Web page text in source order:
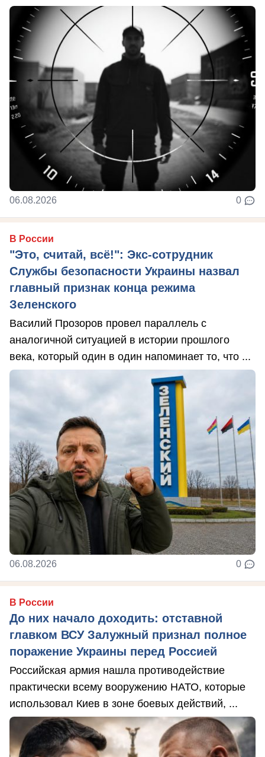
06.08.2026 0
В России
"Это, считай, всё!": Экс-сотрудник
Службы безопасности Украины назвал
главный признак конца режима
Зеленского
Василий Прозоров провел параллель с
аналогичной ситуацией в истории прошлого
века, который один в один напоминает то, что ...
06.08.2026 0
В России
До них начало доходить: отставной
главком ВСУ Залужный признал полное
поражение Украины перед Россией
Российская армия нашла противодействие
практически всему вооружению НАТО, которые
использовал Киев в зоне боевых действий, ...